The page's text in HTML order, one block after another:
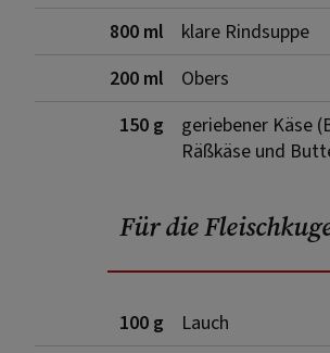
800 ml
klare Rindsuppe
200 ml
Obers
150 g
geriebener Käse
Räßkäse und
Für die
100 g
Lauch